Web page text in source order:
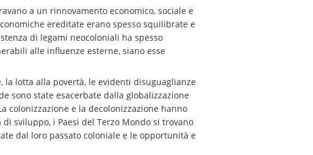
a un rinnovamento economico, sociale e
ereditate erano spesso squilibrate e
di legami neocoloniali ha spesso
alle influenze esterne, siano esse
lotta alla povertà, le evidenti disuguaglianze
sono state esacerbate dalla globalizzazione
colonizzazione e la decolonizzazione hanno
sviluppo, i Paesi del Terzo Mondo si trovano
dal loro passato coloniale e le opportunità e